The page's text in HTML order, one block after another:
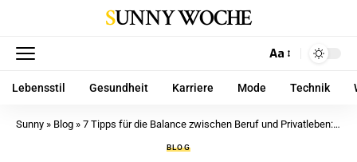
SUNNY WOCHE
Aa
Lebensstil Gesundheit Karriere Mode Technik
Sunny » Blog » 7 Tipps für die Balance zwischen Beruf und Privatleben: Ein Leitfaden für ein harmonisches Leben
BLOG